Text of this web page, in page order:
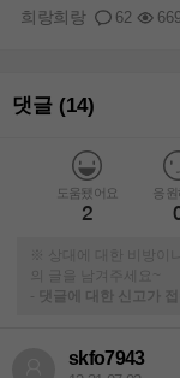
62
희랑희랑
댓글 (14)
도움됐어요
2
응원
※ 상대에 대한 비방이
의 글을 남겨주세요~
-
댓글에 대한 신고가
skfo7943